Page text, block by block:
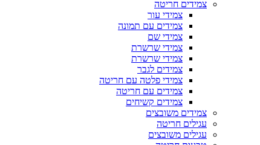
צמידים חריטה
צמידי עור
צמידים עם תמונה
צמידי שם
צמידי שרשרת
צמידי שרשרת
צמידים לגבר
צמידי פלטה עם חריטה
צמידים עם חריטה
צמידים קשיחים
צמידים משובצים
עגילים חריטה
עגילים משובצים